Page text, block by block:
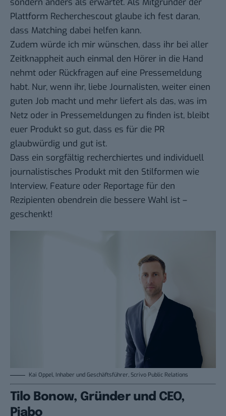
Plattform Recherchescout glaube ich fest daran,
dass Matching dabei helfen kann.
Zudem würde ich mir wünschen, dass ihr bei aller
Zeitknappheit auch einmal den Hörer in die Hand
nehmt oder Rückfragen auf eine Pressemeldung
habt. Nur, wenn ihr, liebe Journalisten, weiter einen
guten Job macht und mehr liefert als das, was im
Netz oder in Pressemeldungen zu finden ist, bleibt
euer Produkt so gut, dass es für die PR
glaubwürdig und gut ist.
Dass ein sorgfältig recherchiertes und individuell
journalistisches Produkt mit den Stilformen wie
Interview, Feature oder Reportage für den
Rezipienten obendrein die bessere Wahl ist –
geschenkt!
Kai Oppel, Inhaber und Geschäftsführer, Scrivo Public Relations
Tilo Bonow, Gründer und CEO,
Piabo